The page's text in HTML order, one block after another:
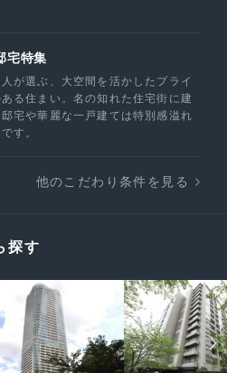
宅特集
が選ぶ、大空間を活かしたプライ
る住まい。名の知れた住宅街に建
宅や華麗な一戸建ては特別感溢れ
す。
他のこだわり条件を見る
探す